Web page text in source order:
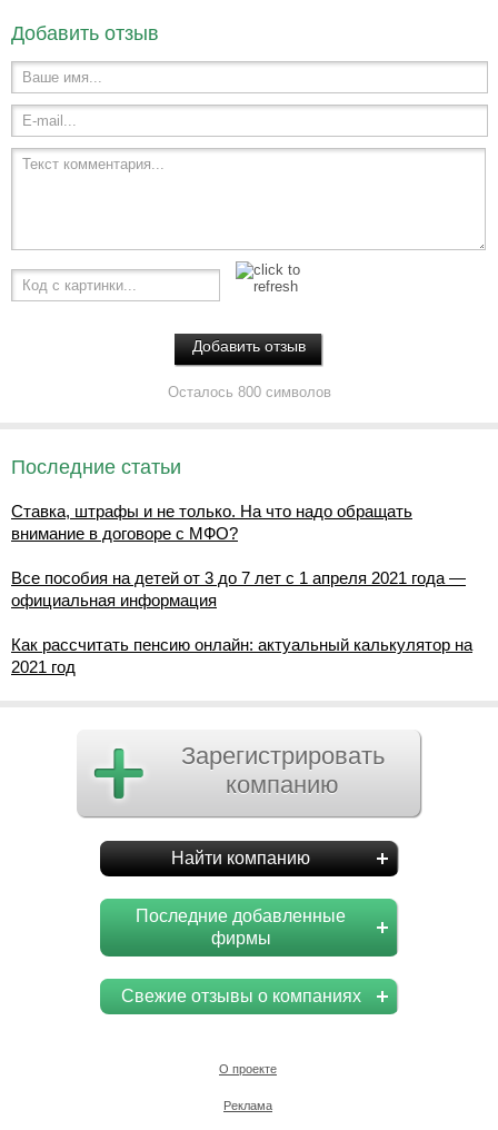
Добавить отзыв
Ваше имя...
E-mail...
Текст комментария...
Код с картинки...
Осталось 800 символов
Последние статьи
Ставка, штрафы и не только. На что надо обращать
внимание в договоре с МФО?
Все пособия на детей от 3 до 7 лет с 1 апреля 2021 года —
официальная информация
Как рассчитать пенсию онлайн: актуальный калькулятор на
2021 год
Зарегистрировать
компанию
Найти компанию
Последние добавленные
фирмы
Свежие отзывы о компаниях
О проекте
Реклама